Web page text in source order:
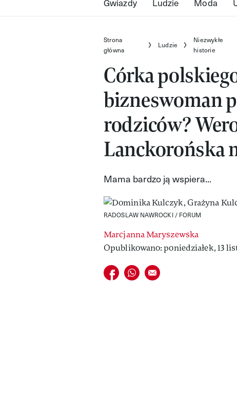
Strona
główna
Ludzie
Niezwykłe
historie
Córka
bizneswoman
rodziców?
Lanckorońska
Mama bardzo ją wspiera...
RADOSLAW NAWROCKI / FORUM
Marcjanna Maryszewska
Opublikowano: poniedziałek, 13
Udostępnij na facebook
Udostępnij na whatsapp
E-mail do przyjaciela